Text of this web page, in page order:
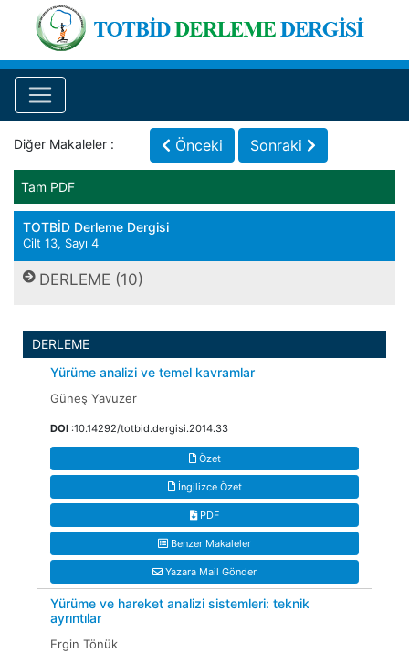
Diğer Makaleler : Önceki Sonraki
Tam PDF
TOTBİD Derleme Dergisi
Cilt 13, Sayı 4
DERLEME (10)
DERLEME
Yürüme analizi ve temel kavramlar
Güneş Yavuzer
DOI :10.14292/totbid.dergisi.2014.33
Özet
İngilizce Özet
PDF
Benzer Makaleler
Yazara Mail Gönder
Yürüme ve hareket analizi sistemleri: teknik
ayrıntılar
Ergin Tönük